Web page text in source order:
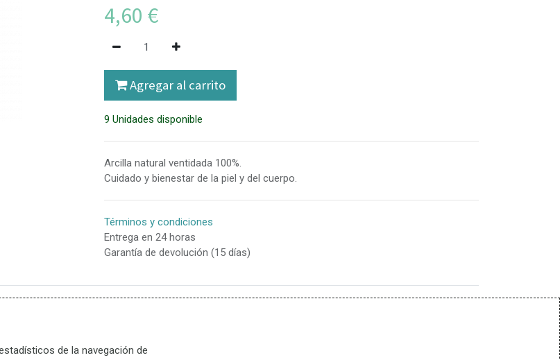
de la navegación de
4,60 €
Agregar al carrito
9 Unidades disponible
Arcilla natural ventidada 100%.
Cuidado y bienestar de la piel y del cuerpo.
Términos y condiciones
Entrega en 24 horas
Garantía de devolución (15 días)
agua pura de manantial. Añadir la cantidad de arcilla necesaria y dejar reposar. (Importante: siempre
C/ Goya, 5
cerrado
+34-944373740 info@goyasalud.com